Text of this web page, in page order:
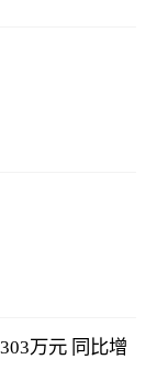
万元 同比增